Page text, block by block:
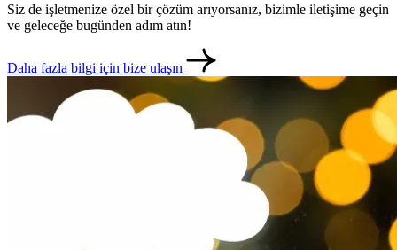
İletişim
Siz de işletmenize özel bir çözüm arıyorsanız, bizimle iletişime geçin
ve geleceğe bugünden adım atın!
Daha fazla bilgi için bize ulaşın